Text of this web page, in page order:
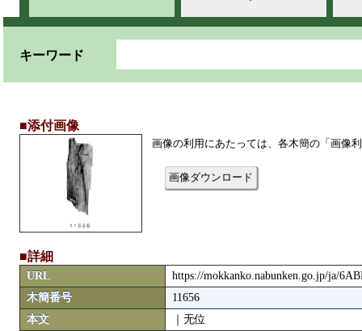
キーワード
■添付画像
画像の利用にあたっては、各木簡の「画像
画像ダウンロード
■詳細
URL
https://mokkanko.nabunken.go.jp/ja/
木簡番号
11656
本文
｜无位